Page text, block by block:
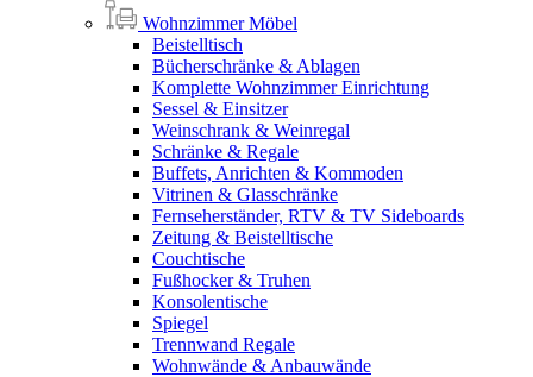
Wohnzimmer Möbel
Beistelltisch
Bücherschränke & Ablagen
Komplette Wohnzimmer Einrichtung
Sessel & Einsitzer
Weinschrank & Weinregal
Schränke & Regale
Buffets, Anrichten & Kommoden
Vitrinen & Glasschränke
Fernseherständer, RTV & TV Sideboards
Zeitung & Beistelltische
Couchtische
Fußhocker & Truhen
Konsolentische
Spiegel
Trennwand Regale
Wohnwände & Anbauwände